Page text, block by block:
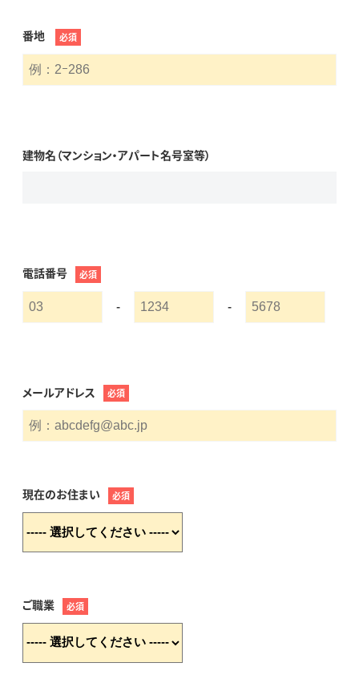
番地 必須
建物名（マンション・アパート名号室等）
電話番号 必須
- -
メールアドレス 必須
現在のお住まい 必須
ご職業 必須